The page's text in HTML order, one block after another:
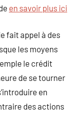
en savoir plus ici
fait appel à des
les moyens
le crédit
de se tourner
en
des actions